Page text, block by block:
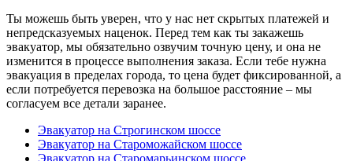
Ты можешь быть уверен, что у нас нет скрытых платежей и
непредсказуемых наценок. Перед тем как ты закажешь
эвакуатор, мы обязательно озвучим точную цену, и она не
изменится в процессе выполнения заказа. Если тебе нужна
эвакуация в пределах города, то цена будет фиксированной, а
если потребуется перевозка на большое расстояние – мы
согласуем все детали заранее.
Эвакуатор на Строгинском шоссе
Эвакуатор на Староможайском шоссе